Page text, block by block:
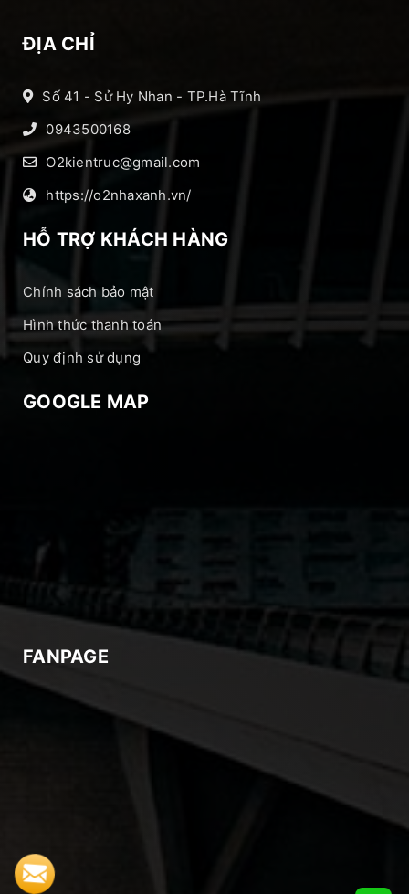
ĐỊA CHỈ
Số 41 - Sử Hy Nhan - TP.Hà Tĩnh
0943500168
O2kientruc@gmail.com
https://o2nhaxanh.vn/
HỖ TRỢ KHÁCH HÀNG
Chính sách bảo mật
Hình thức thanh toán
Quy định sử dụng
GOOGLE MAP
FANPAGE